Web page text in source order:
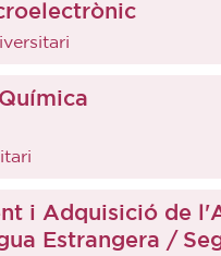
i Adquisició de
Estrangera /